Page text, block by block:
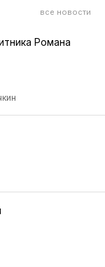
все новости
Романа